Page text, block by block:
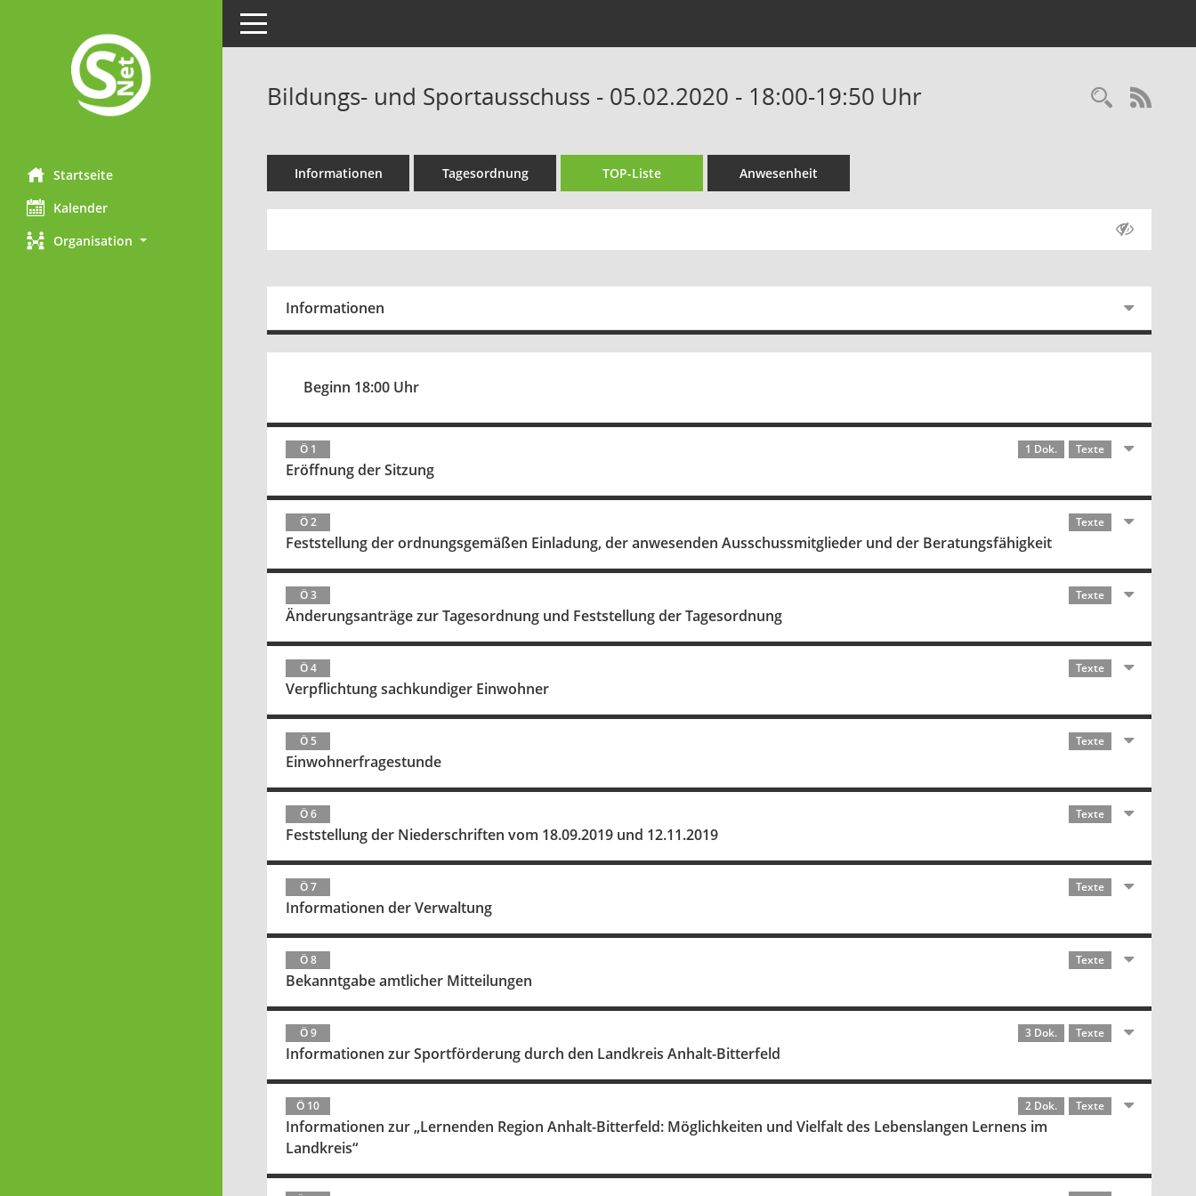
Startseite
Kalender
Organisation
Toggle navigation
Bildungs- und Sportausschuss - 05.02.2020 - 18:00-19:50 Uhr
Informationen Tagesordnung TOP-Liste Anwesenheit
Informationen
Beginn 18:00 Uhr
Ö 1 1 Dok. Texte
Eröffnung der Sitzung
Ö 2 Texte
Feststellung der ordnungsgemäßen Einladung, der anwesenden Ausschussmitglieder und der Beratungsfähigkeit
Ö 3 Texte
Änderungsanträge zur Tagesordnung und Feststellung der Tagesordnung
Ö 4 Texte
Verpflichtung sachkundiger Einwohner
Ö 5 Texte
Einwohnerfragestunde
Ö 6 Texte
Feststellung der Niederschriften vom 18.09.2019 und 12.11.2019
Ö 7 Texte
Informationen der Verwaltung
Ö 8 Texte
Bekanntgabe amtlicher Mitteilungen
Ö 9 3 Dok. Texte
Informationen zur Sportförderung durch den Landkreis Anhalt-Bitterfeld
Ö 10 2 Dok. Texte
Informationen zur „Lernenden Region Anhalt-Bitterfeld: Möglichkeiten und Vielfalt des Lebenslangen Lernens im
Landkreis“